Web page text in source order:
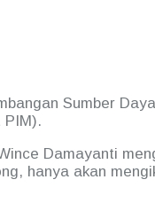
Sumber
PIM).
Damayanti
hanya akan